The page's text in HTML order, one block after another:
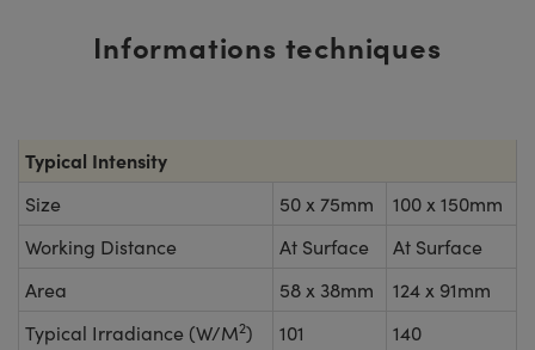
Informations techniques
Typical Intensity
Size 50 x 75mm
100 x 150mm
Working Distance
At Surface
At Surface
Area
58 x 38mm
124 x 91mm
Typical Irradiance (W/M2) 101
140